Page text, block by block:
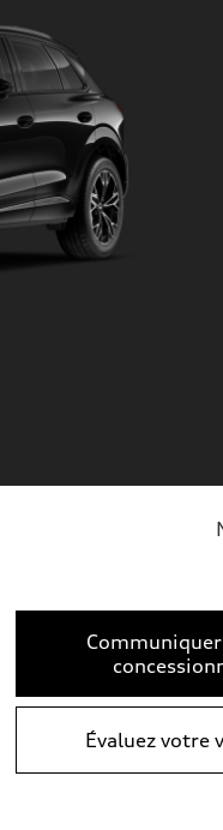
Communiquer
Évaluez votre